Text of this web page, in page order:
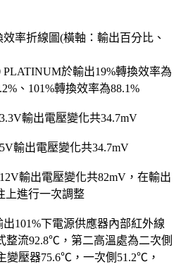
率折線圖(橫軸：輸出百分比、
於輸出19%轉換效率為
、101%轉換效率為88.1%
輸出電壓變化共34.7mV
輸出電壓變化共34.7mV
輸出電壓變化共82mV，在輸出
上進行一次調整
101%下電源供應器內部紅外線
整流92.8℃，第二高溫處為二次側
變壓器75.6℃，一次側51.2℃，